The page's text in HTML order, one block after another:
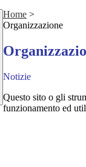
Home >
Organizzazione
Notizie
Questo sito o gli
funzionamento ed